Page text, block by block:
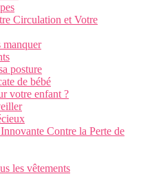
Circulation et Votre
manquer
posture
de bébé
votre enfant ?
Contre la Perte de
les vêtements